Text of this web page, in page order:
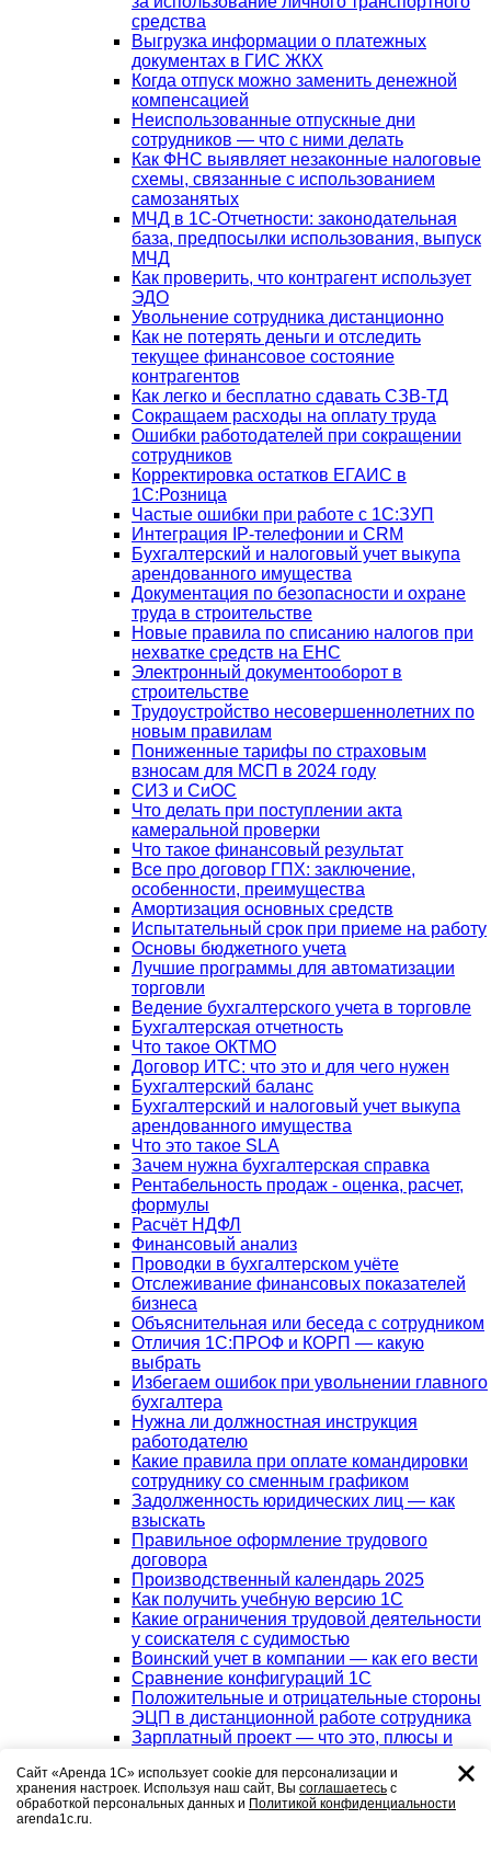
Сайт «Аренда 1С» использует cookie для персонализации и
хранения настроек. Используя наш сайт, Вы соглашаетесь с
обработкой персональных данных и Политикой конфиденциальности
arenda1c.ru.
средства
Выгрузка информации о платежных
документах в ГИС ЖКХ
Когда отпуск можно заменить денежной
компенсацией
Неиспользованные отпускные дни
сотрудников — что с ними делать
Как ФНС выявляет незаконные налоговые
схемы, связанные с использованием
самозанятых
МЧД в 1С-Отчетности: законодательная
база, предпосылки использования, выпуск
МЧД
Как проверить, что контрагент использует
ЭДО
Увольнение сотрудника дистанционно
Как не потерять деньги и отследить
текущее финансовое состояние
контрагентов
Как легко и бесплатно сдавать СЗВ-ТД
Сокращаем расходы на оплату труда
Ошибки работодателей при сокращении
сотрудников
Корректировка остатков ЕГАИС в
1С:Розница
Частые ошибки при работе с 1С:ЗУП
Интеграция IP-телефонии и CRM
Бухгалтерский и налоговый учет выкупа
арендованного имущества
Документация по безопасности и охране
труда в строительстве
Новые правила по списанию налогов при
нехватке средств на ЕНС
Электронный документооборот в
строительстве
Трудоустройство несовершеннолетних по
новым правилам
Пониженные тарифы по страховым
взносам для МСП в 2024 году
СИЗ и СиОС
Что делать при поступлении акта
камеральной проверки
Что такое финансовый результат
Все про договор ГПХ: заключение,
особенности, преимущества
Амортизация основных средств
Испытательный срок при приеме на работу
Основы бюджетного учета
Лучшие программы для автоматизации
торговли
Ведение бухгалтерского учета в торговле
Бухгалтерская отчетность
Что такое ОКТМО
Договор ИТС: что это и для чего нужен
Бухгалтерский баланс
Бухгалтерский и налоговый учет выкупа
арендованного имущества
Что это такое SLA
Зачем нужна бухгалтерская справка
Рентабельность продаж - оценка, расчет,
формулы
Расчёт НДФЛ
Финансовый анализ
Проводки в бухгалтерском учёте
Отслеживание финансовых показателей
бизнеса
Объяснительная или беседа с сотрудником
Отличия 1С:ПРОФ и КОРП — какую
выбрать
Избегаем ошибок при увольнении главного
бухгалтера
Нужна ли должностная инструкция
работодателю
Какие правила при оплате командировки
сотруднику со сменным графиком
Задолженность юридических лиц — как
взыскать
Правильное оформление трудового
договора
Производственный календарь 2025
Как получить учебную версию 1С
Какие ограничения трудовой деятельности
у соискателя с судимостью
Воинский учет в компании — как его вести
Сравнение конфигураций 1С
Положительные и отрицательные стороны
ЭЦП в дистанционной работе сотрудника
Зарплатный проект — что это, плюсы и
Можно ли совмещать основную работу и
ИП
Что делать если потерял печать ООО или